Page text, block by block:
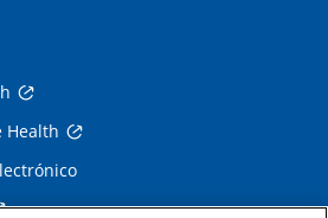
Health